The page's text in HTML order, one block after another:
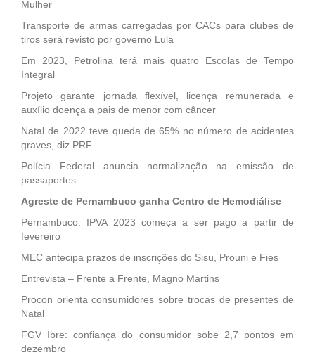
Mulher
Transporte de armas carregadas por CACs para clubes de
tiros será revisto por governo Lula
Em 2023, Petrolina terá mais quatro Escolas de Tempo
Integral
Projeto garante jornada flexível, licença remunerada e
auxílio doença a pais de menor com câncer
Natal de 2022 teve queda de 65% no número de acidentes
graves, diz PRF
Polícia Federal anuncia normalização na emissão de
passaportes
Agreste de Pernambuco ganha Centro de Hemodiálise
Pernambuco: IPVA 2023 começa a ser pago a partir de
fevereiro
MEC antecipa prazos de inscrições do Sisu, Prouni e Fies
Entrevista – Frente a Frente, Magno Martins
Procon orienta consumidores sobre trocas de presentes de
Natal
FGV Ibre: confiança do consumidor sobe 2,7 pontos em
dezembro